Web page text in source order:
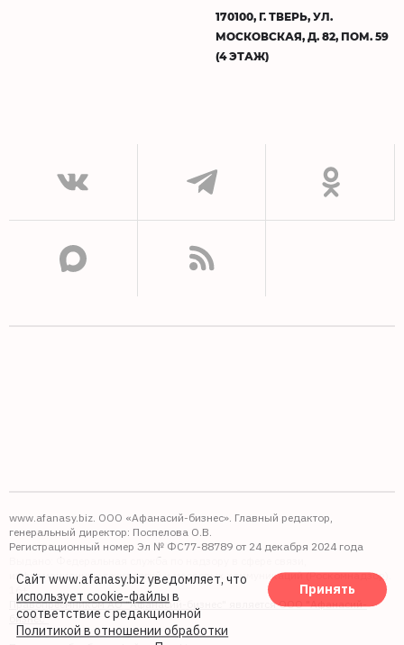
170100, Г. ТВЕРЬ, УЛ.
МОСКОВСКАЯ, Д. 82, ПОМ. 59
(4 ЭТАЖ)
www.afanasy.biz. ООО «Афанасий-бизнес». Главный редактор,
генеральный директор: Поспелова О.В.
Регистрационный номер Эл № ФС77-88789 от 24 декабря 2024 года
Выдано: Федеральная служба по надзору в сфере связи,
информационных технологий и массовых коммуникаций (Роскомнадзор).
Правопреемником АО "Афанасий-бизнес" является ООО "Афанасий-
бизнес"
Сайт www.afanasy.biz уведомляет, что
использует cookie-файлы в
соответствие с редакционной
Политикой в отношении обработки
Принять